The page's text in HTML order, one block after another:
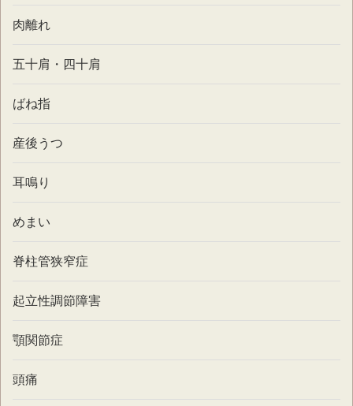
肉離れ
五十肩・四十肩
ばね指
産後うつ
耳鳴り
めまい
脊柱管狭窄症
起立性調節障害
顎関節症
頭痛